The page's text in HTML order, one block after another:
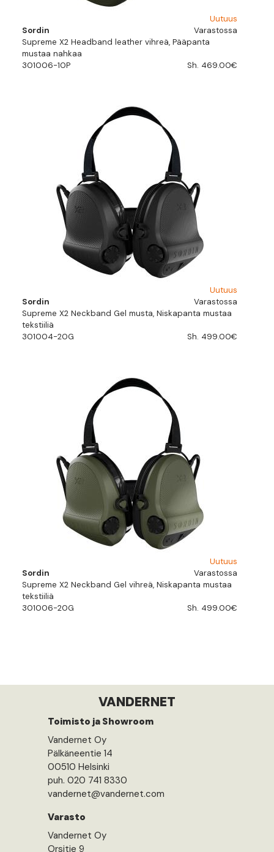
Uutuus
Sordin
Varastossa
Supreme X2 Headband leather vihreä, Pääpanta
mustaa nahkaa
301006-10P
Sh. 469.00€
Uutuus
Sordin
Varastossa
Supreme X2 Neckband Gel musta, Niskapanta mustaa
tekstiiliä
301004-20G
Sh. 499.00€
Uutuus
Sordin
Varastossa
Supreme X2 Neckband Gel vihreä, Niskapanta mustaa
tekstiiliä
301006-20G
Sh. 499.00€
VANDERNET
Toimisto ja Showroom
Vandernet Oy
Pälkäneentie 14
00510 Helsinki
puh. 020 741 8330
vandernet@vandernet.com
Varasto
Vandernet Oy
Orsitie 9